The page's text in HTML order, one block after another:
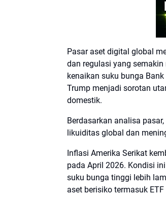
Pasar aset digital global
dan regulasi yang
kenaikan suku bunga
Trump menjadi sorotan
domestik.
Berdasarkan analisa
likuiditas global dan
Inflasi Amerika Serikat
pada April 2026. Kondisi
suku bunga tinggi lebih
aset berisiko termasuk